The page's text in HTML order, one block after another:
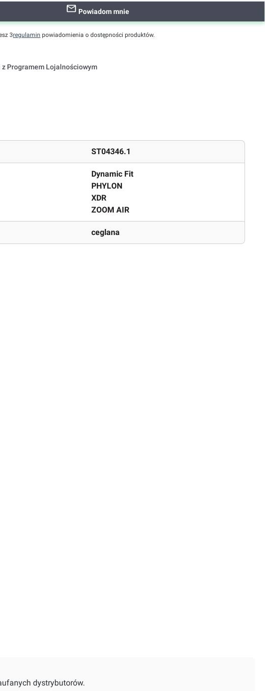
Powiadom mnie
3regulamin powiadomienia o dostępności produktów.
z Programem Lojalnościowym
ST04346.1
Dynamic Fit
PHYLON
XDR
ZOOM AIR
ceglana
dystrybutorów.